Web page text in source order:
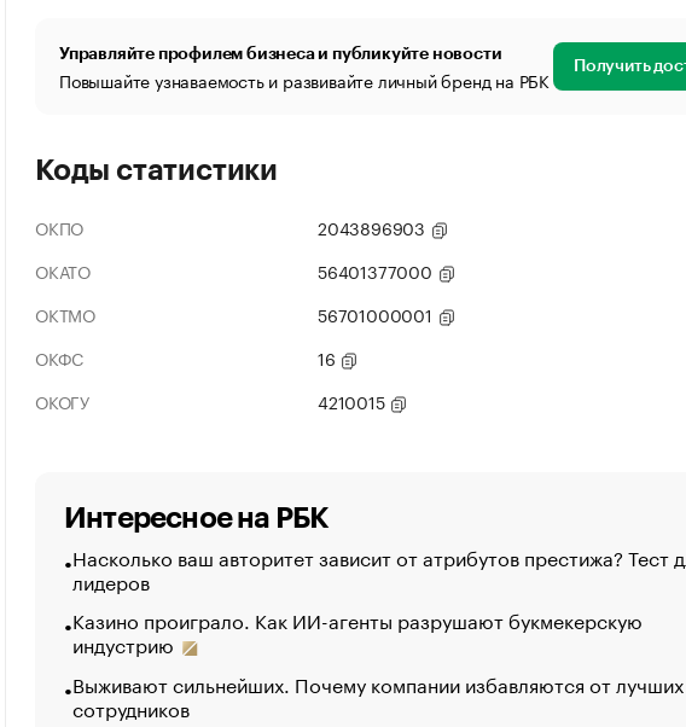
Управляйте профилем бизнеса и публикуйте новости
Повышайте узнаваемость и развивайте личный бренд на РБК Получить
Коды статистики
ОКПО
2043896903
ОКАТО
56401377000
ОКТМО
56701000001
ОКФС
16
ОКОГУ
4210015
Интересное на РБК
Насколько ваш авторитет зависит от атрибутов престижа? Тест
лидеров
Казино проиграло. Как ИИ-агенты разрушают букмекерскую
индустрию
Выживают сильнейших. Почему компании избавляются от лучших
сотрудников